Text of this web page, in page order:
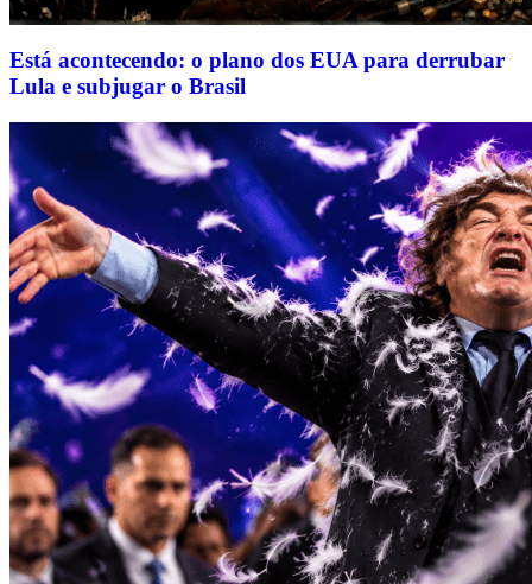
Está acontecendo: o plano dos EUA para derrubar
Lula e subjugar o Brasil